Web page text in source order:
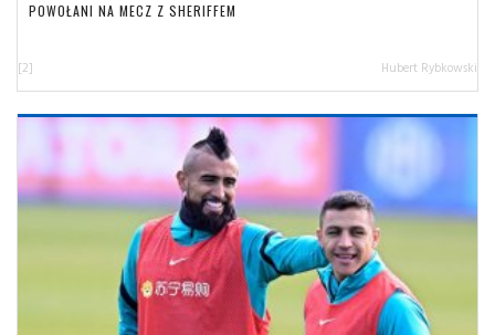
POWOŁANI NA MECZ Z SHERIFFEM
[2] Hubert Rybkowski